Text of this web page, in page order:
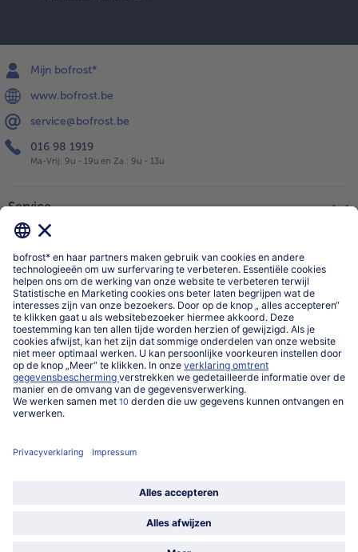
Mijn bofrost*
www.bofrost.be
service@bofrost.be
016 98 1919
Ma-Vrij: 9u - 19u en Za.: 9u - 13u
Service
Categorieën
Land / Taal selecteren